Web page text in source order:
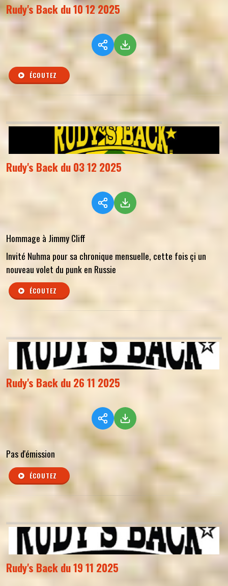
Rudy's Back du 10 12 2025
ÉCOUTEZ
Rudy's Back du 03 12 2025
Hommage à Jimmy Cliff
Invité Nuhma pour sa chronique mensuelle, cette fois çi un
nouveau volet du punk en Russie
ÉCOUTEZ
Rudy's Back du 26 11 2025
Pas d'émission
ÉCOUTEZ
Rudy's Back du 19 11 2025